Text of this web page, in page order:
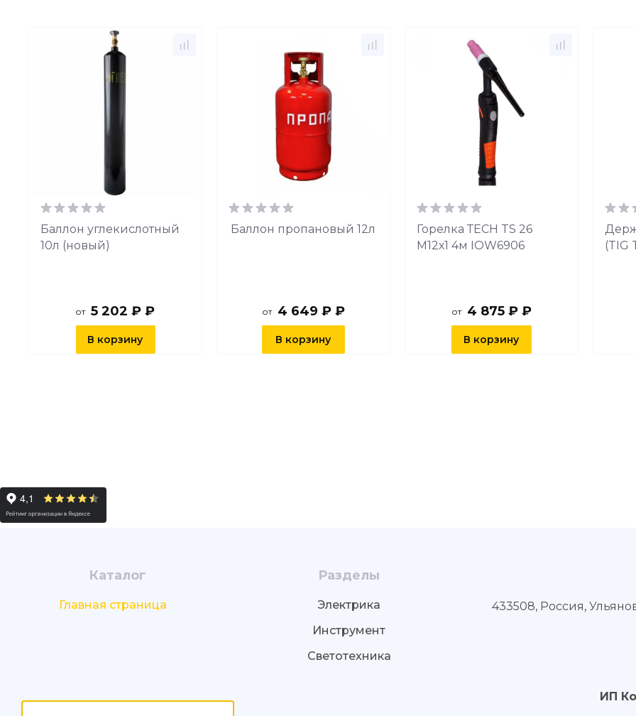
Баллон углекислотный
10л (новый)
от 5 202 ₽ ₽
В корзину
Баллон пропановый 12л
от 4 649 ₽ ₽
В корзину
Горелка ТЕСН TS 26
М12х1 4м IOW6906
от 4 875 ₽ ₽
В корзину
(TIG
Каталог
Главная страница
Разделы
Электрика
Инструмент
Светотехника
433508, Россия,
ИП